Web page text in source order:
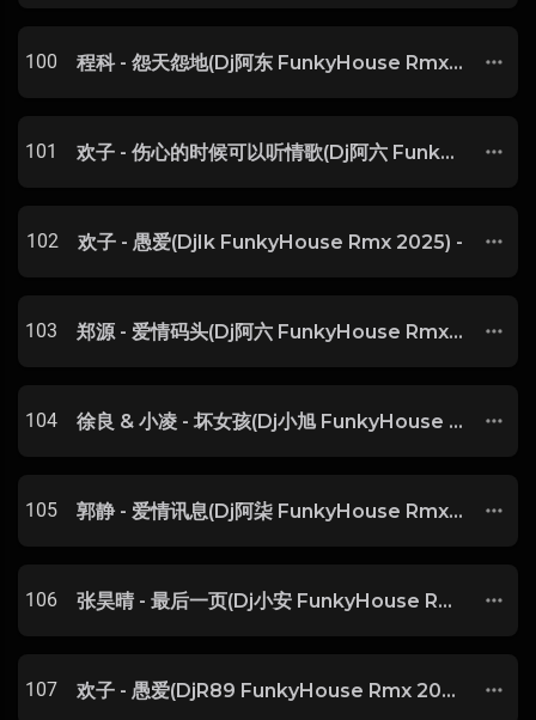
100 程科 - 怨天怨地(Dj阿东 FunkyHouse Rmx 2025) -
101 欢子 - 伤心的时候可以听情歌(Dj阿六 FunkyHouse Rmx 2025) -
102 欢子 - 愚爱(DjIk FunkyHouse Rmx 2025) -
103 郑源 - 爱情码头(Dj阿六 FunkyHouse Rmx 2025) -
104 徐良 & 小凌 - 坏女孩(Dj小旭 FunkyHouse Rmx 2025)
105 郭静 - 爱情讯息(Dj阿柒 FunkyHouse Rmx 2025) -
106 张昊晴 - 最后一页(Dj小安 FunkyHouse Rmx 2025) -
107 欢子 - 愚爱(DjR89 FunkyHouse Rmx 2025) -